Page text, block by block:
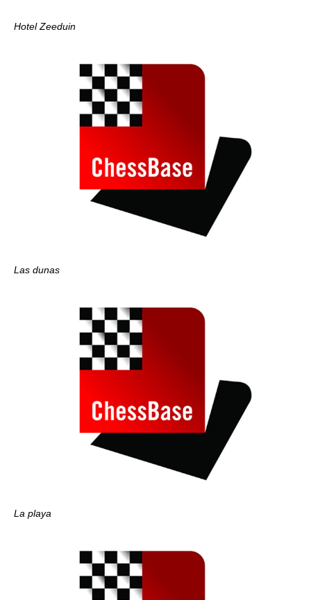
Hotel Zeeduin
Las dunas
La playa